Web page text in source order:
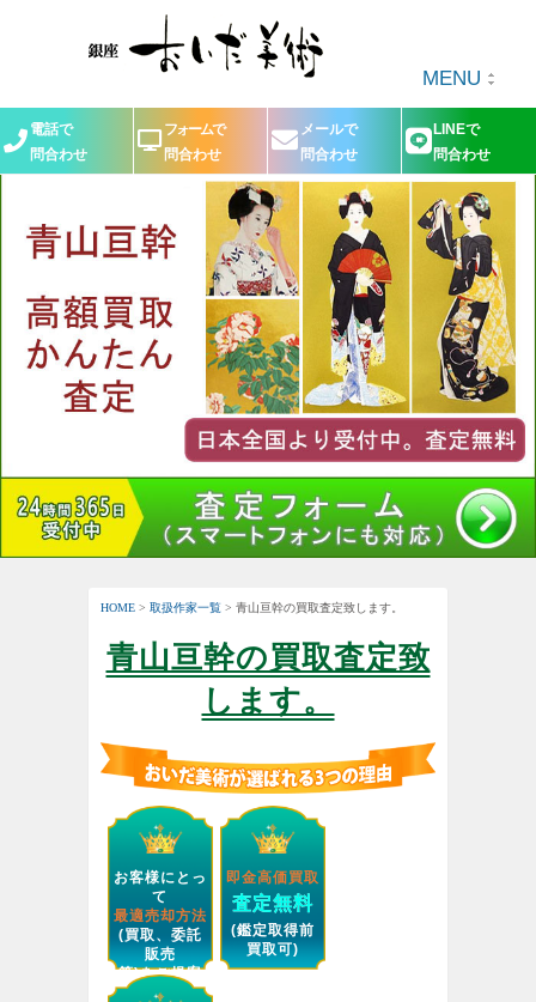
MENU
電話で
問合わせ
フォームで
問合わせ
メールで
問合わせ
LINEで
問合わせ
HOME > 取扱作家一覧 > 青山亘幹の買取査定致します。
青山亘幹の買取査定致
します。
お客様にとっ
て
最適売却方法
(買取、委託
販売
等)をご提案
します。
即金高価買取
査定無料
(鑑定取得前
買取可)